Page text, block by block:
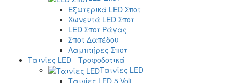
Εξωτερικά LED Σποτ
Χωνευτά LED Σποτ
LED Σποτ Ράγας
Σποτ Δαπέδου
Λαμπτήρες Σποτ
Ταινίες LED - Τροφοδοτικά
Ταινίες LED
Ταινίες LED 5 Volt